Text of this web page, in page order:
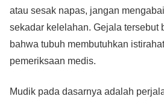
atau sesak napas, jangan
sekadar kelelahan. Gejala tersebut
bahwa tubuh membutuhkan
pemeriksaan medis.
Mudik pada dasarnya adalah